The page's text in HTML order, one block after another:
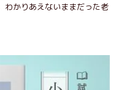
わかりあえないままだった老